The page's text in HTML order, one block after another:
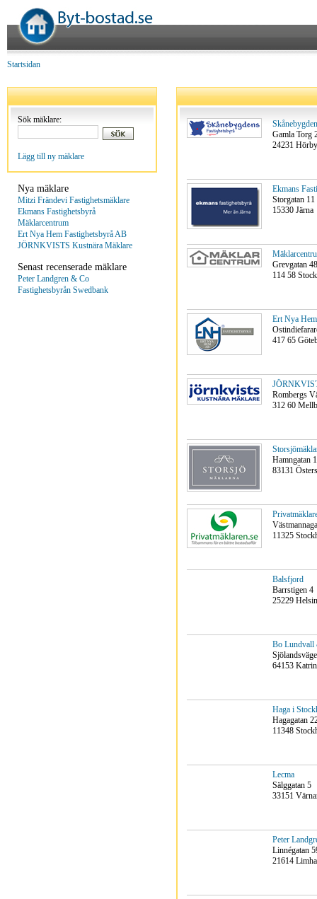
Startsidan
Sök mäklare:
Lägg till ny mäklare
Nya mäklare
Mitzi Frändevi Fastighetsmäklare
Ekmans Fastighetsbyrå
Mäklarcentrum
Ert Nya Hem Fastighetsbyrå AB
JÖRNKVISTS Kustnära Mäklare
Senast recenserade mäklare
Peter Landgren & Co
Fastighetsbyrån Swedbank
Gamla Torg
24231 Hörby
Ekmans
Storgatan 11
15330 Järna
Grevgatan 48
114 58
Ert Nya
417 65
Rombergs
312 60
Hamngatan
83131
11325
Balsfjord
Barrstigen 4
25229
Bo Lundvall
64153
Haga i
Hagagatan
11348
Lecma
Sälggatan 5
33151
Peter
Linnégatan
21614